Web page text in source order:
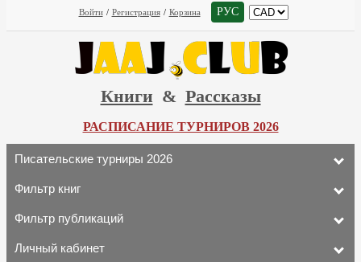
Войти / Регистрация / Корзина РУС
Книги & Рассказы
РАСПИСАНИЕ ТУРНИРОВ 2026
Писательские турниры 2026
Фильтр книг
Фильтр публикаций
Личный кабинет